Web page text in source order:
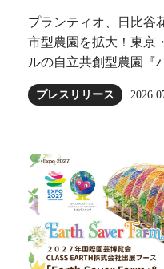
プランティオ、日比谷
市型農園を拡大！東京
ルの自立共創型農園『
プレスリリース